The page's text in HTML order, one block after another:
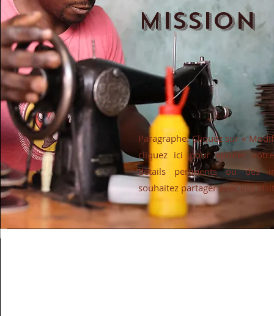
Mission
Paragraphe. Cliquez sur «
cliquez ici pour ajouter
détails pertinents ou des
souhaitez partager avec vos